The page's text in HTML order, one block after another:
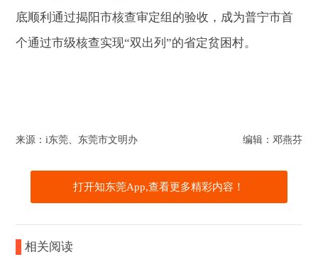
底顺利通过揭阳市核查审定组的验收，成为普宁市首
个通过市级核查实现“双出列”的省定贫困村。
来源：​i东莞、东莞市文明办 编辑：邓燕芬
打开知东莞App,查看更多精彩内容！
相关阅读